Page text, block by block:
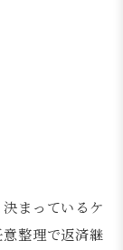
まっているケ
整理で返済継